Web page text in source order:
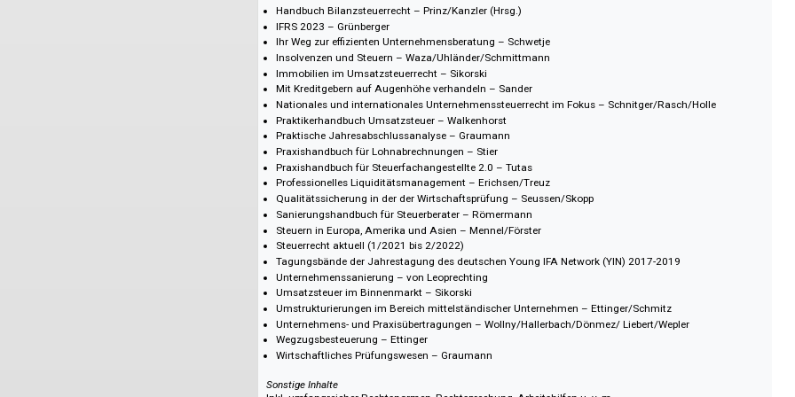
Online Bücher
ABC der pfändbaren Lohn- und Gehaltspositionen – Grote/Zamaitat
Berufsrecht und Haftung der Wirtschaftsprüfer – Schmitz/Lorey/Harder
Controlling in kleinen und mittleren Unternehmen – Klett/Pivernetz
Der Anhang im Jahresabschluss der GmbH und der GmbH & Co. KG – Philipps
Die Besteuerung internationaler Holdinggesellschaften – Bader/Oppel
Die Immobilienwertermittlung aus steuerlichen Anlässen – Jardin/Roscher
Die moderne Betriebsprüfung – Nüdling/Olles/ Harle
Finanzierungsstruktur optimieren – Situm
Handbuch Bilanzsteuerrecht – Prinz/Kanzler (Hrsg.)
IFRS 2023 – Grünberger
Ihr Weg zur effizienten Unternehmensberatung – Schwetje
Insolvenzen und Steuern – Waza/Uhländer/Schmittmann
Immobilien im Umsatzsteuerrecht – Sikorski
Mit Kreditgebern auf Augenhöhe verhandeln – Sander
Nationales und internationales Unternehmenssteuerrecht im Fokus – Schnitger/Rasch/Holle
Praktikerhandbuch Umsatzsteuer – Walkenhorst
Praktische Jahresabschlussanalyse – Graumann
Praxishandbuch für Lohnabrechnungen – Stier
Praxishandbuch für Steuerfachangestellte 2.0 – Tutas
Professionelles Liquiditätsmanagement – Erichsen/Treuz